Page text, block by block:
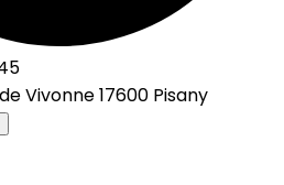
Vivonne 17600 Pisany